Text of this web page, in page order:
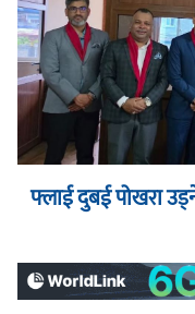
फ्लाई दुबई पोखरा